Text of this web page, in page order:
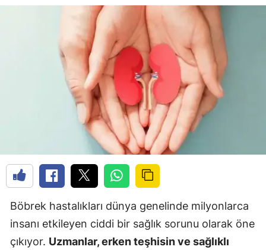
Böbrek hastalıkları dünya genelinde milyonlarca
insanı etkileyen ciddi bir sağlık sorunu olarak öne
çıkıyor. Uzmanlar, erken teşhisin ve sağlıklı